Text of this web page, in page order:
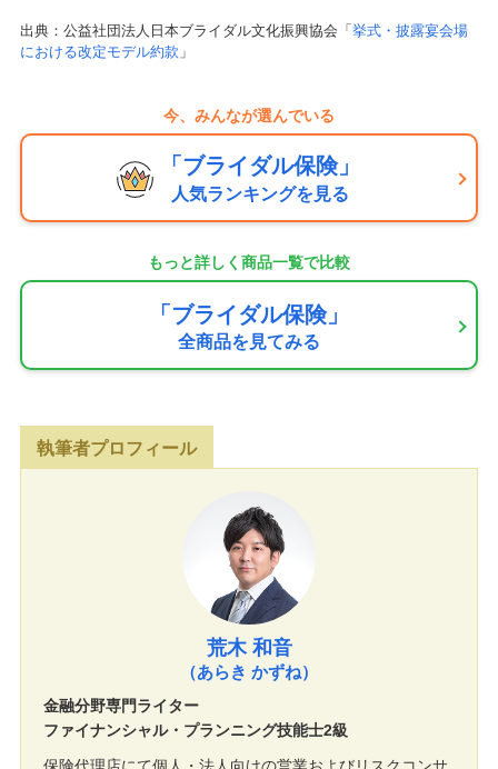
出典：公益社団法人日本ブライダル文化振興協会「挙式・披露宴会場
における改定モデル約款 」
今、みんなが選んでいる
「ブライダル保険」
人気ランキングを見る
もっと詳しく商品一覧で比較
「ブライダル保険」
全商品を見てみる
執筆者プロフィール
荒木 和音
（あらき かずね）
金融分野専門ライター
ファイナンシャル・プランニング技能士2級
保険代理店にて個人・法人向けの営業およびリスクコンサ